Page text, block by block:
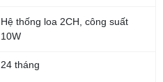
Hệ thống loa 2CH, công suất
10W
24 tháng